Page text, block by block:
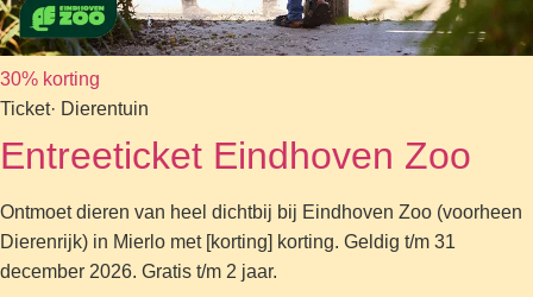
30% korting
Ticket· Dierentuin
Entreeticket Eindhoven Zoo
Ontmoet dieren van heel dichtbij bij Eindhoven Zoo (voorheen
Dierenrijk) in Mierlo met [korting] korting. Geldig t/m 31
december 2026. Gratis t/m 2 jaar.